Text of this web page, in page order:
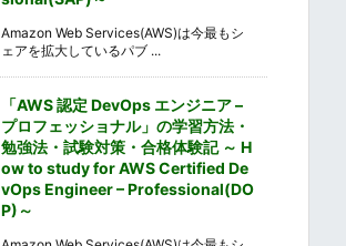
Amazon Web Services(AWS)は今最もシ
ェアを拡大しているパブ ...
「AWS 認定 DevOps エンジニア –
プロフェッショナル」の学習方法・
勉強法・試験対策・合格体験記 ～ H
ow to study for AWS Certified De
vOps Engineer – Professional(DO
P)～